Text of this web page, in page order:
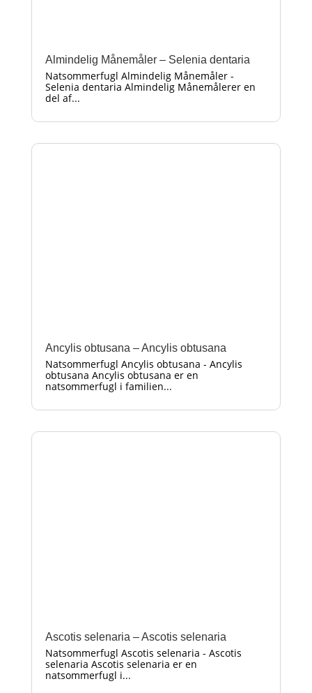
Almindelig Månemåler – Selenia dentaria
Natsommerfugl Almindelig Månemåler -
Selenia dentaria Almindelig Månemålerer en
del af...
Ancylis obtusana – Ancylis obtusana
Natsommerfugl Ancylis obtusana - Ancylis
obtusana Ancylis obtusana er en
natsommerfugl i familien...
Ascotis selenaria – Ascotis selenaria
Natsommerfugl Ascotis selenaria - Ascotis
selenaria Ascotis selenaria er en
natsommerfugl i...